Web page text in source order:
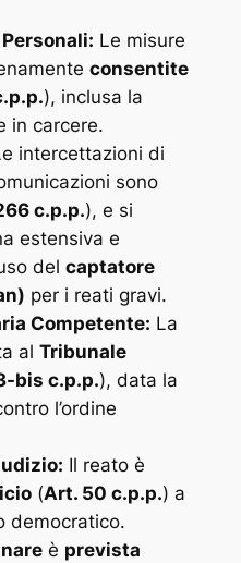
Le misure
consentite
), inclusa la
in carcere.
intercettazioni di
sono
c.p.p.), e si
estensiva e
del captatore
per i reati gravi.
Competente: La
al Tribunale
bis c.p.p.), data la
l’ordine
Il reato è
(Art. 50 c.p.p.) a
democratico.
è prevista